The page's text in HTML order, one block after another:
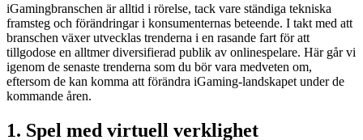
iGamingbranschen är alltid i rörelse, tack vare ständiga tekniska
framsteg och förändringar i konsumenternas beteende. I takt med att
branschen växer utvecklas trenderna i en rasande fart för att
tillgodose en alltmer diversifierad publik av onlinespelare. Här går vi
igenom de senaste trenderna som du bör vara medveten om,
eftersom de kan komma att förändra iGaming-landskapet under de
kommande åren.
1. Spel med virtuell verklighet